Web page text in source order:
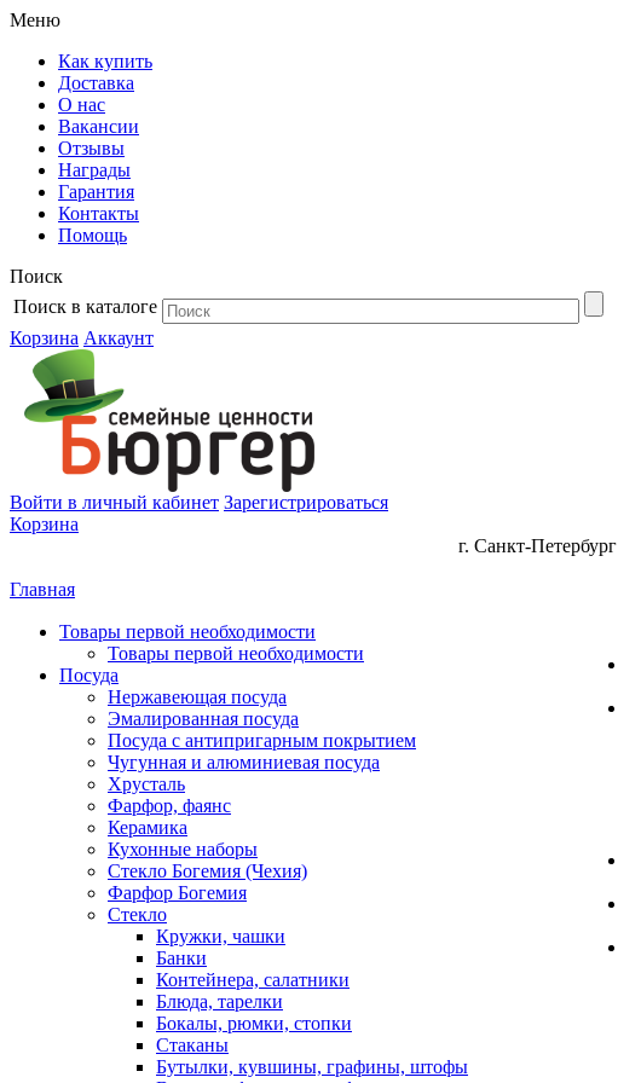
Меню
Как купить
Доставка
О нас
Вакансии
Отзывы
Награды
Гарантия
Контакты
Помощь
Поиск
Поиск в каталоге
Корзина Аккаунт
Войти в личный кабинет Зарегистрироваться
Корзина
г. Санкт-Петербург
Главная
Товары первой необходимости
Товары первой необходимости
Посуда
Нержавеющая посуда
Эмалированная посуда
Посуда с антипригарным покрытием
Чугунная и алюминиевая посуда
Хрусталь
Фарфор, фаянс
Керамика
Кухонные наборы
Стекло Богемия (Чехия)
Фарфор Богемия
Стекло
Кружки, чашки
Банки
Контейнера, салатники
Блюда, тарелки
Бокалы, рюмки, стопки
Стаканы
Бутылки, кувшины, графины, штофы